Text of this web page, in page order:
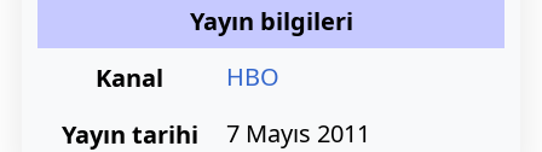
Yayın bilgileri
Kanal
HBO
Yayın tarihi
7 Mayıs 2011